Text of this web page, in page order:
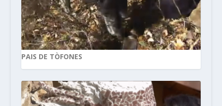
PAIS DE TÒFONES